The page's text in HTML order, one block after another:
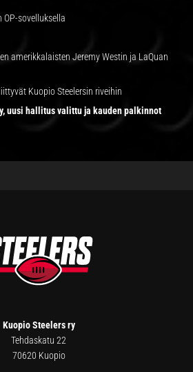
OP-sovelluksella
amerikkalaisten Jeremy Westin ja LaQuan
Kuopio Steelersin riveihin
uusi hallitus valittu ja kauden palkinnot
Kuopio Steelers ry
Tehdaskatu 22
70620 Kuopio